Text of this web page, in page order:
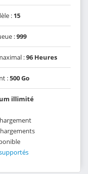
: 15
:999
:96 Heures
:500 Go
illimité